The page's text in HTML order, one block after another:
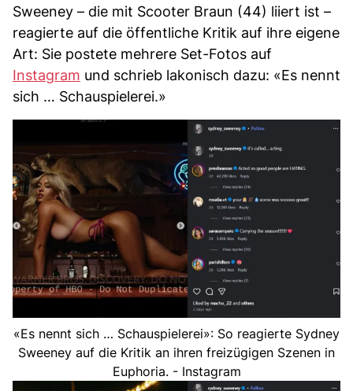
Sweeney – die mit Scooter Braun (44) liiert ist –
reagierte auf die öffentliche Kritik auf ihre eigene
Art: Sie postete mehrere Set-Fotos auf
Instagram und schrieb lakonisch dazu: «Es nennt
sich … Schauspielerei.»
«Es nennt sich … Schauspielerei»: So reagierte Sydney
Sweeney auf die Kritik an ihren freizügigen Szenen in
Euphoria. - Instagram